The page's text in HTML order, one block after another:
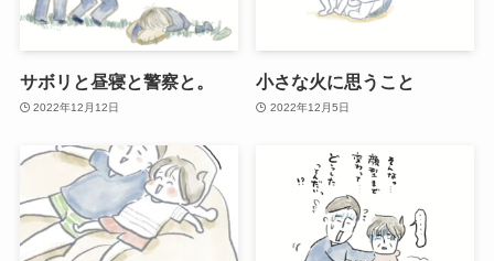
サボリと昼寝と警察と。
2022年12月12日
小さな火に思うこと
2022年12月5日